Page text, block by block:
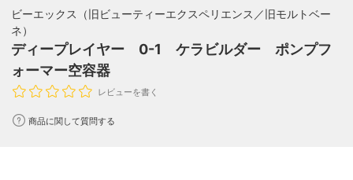
ビーエックス（旧ビューティーエクスペリエンス／旧モルトベー
ネ）
ディープレイヤー 0-1 ケラビルダー ポンプフ
ォーマー空容器
レビューを書く
商品に関して質問する